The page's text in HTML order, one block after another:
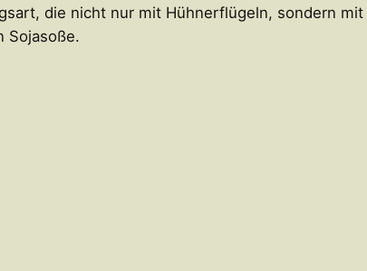
die nicht nur mit Hühnerflügeln, sondern
Sojasoße.